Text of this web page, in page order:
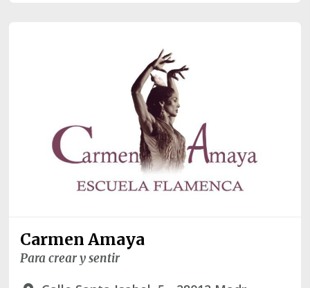
Carmen Amaya
Para crear y sentir